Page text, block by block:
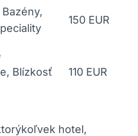
150 EUR
Blízkosť
110 EUR
hotel,